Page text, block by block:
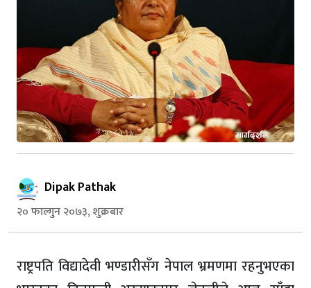
Dipak Pathak
२० फाल्गुन २०७३, शुक्रबार
राष्ट्रपति विद्यादेवी भण्डारीसँग नेपाल भ्रमणमा रहनुभएका